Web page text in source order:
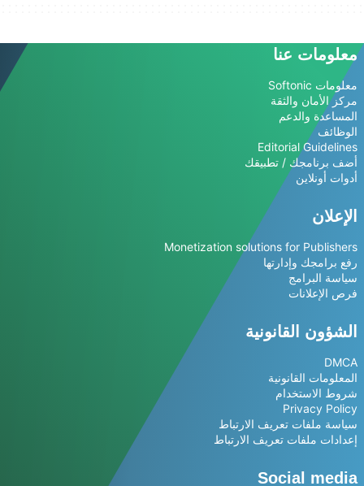
معلومات عنا
معلومات Softonic
مركز الأمان والثقة
المساعدة والدعم
الوظائف
Editorial Guidelines
أضف برنامجك / تطبيقك
أدوات أونلاين
الإعلان
Monetization solutions for Publishers
رفع برامجك وإدارتها
سياسة البرامج
فرص الإعلانات
الشؤون القانونية
DMCA
المعلومات القانونية
شروط الاستخدام
Privacy Policy
سياسة ملفات تعريف الارتباط
إعدادات ملفات تعريف الارتباط
Social media